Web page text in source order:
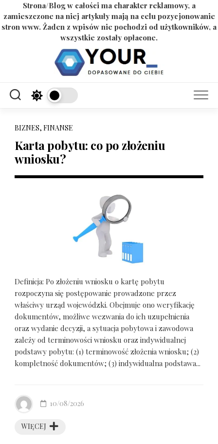
Strona/Blog w całości ma charakter reklamowy, a
zamieszczone na niej artykuły mają na celu pozycjonowanie
stron www. Żaden z wpisów nie pochodzi od użytkowników, a
wszystkie zostały opłacone.
BIZNES, FINANSE
Karta pobytu: co po złożeniu
wniosku?
Definicja: Po złożeniu wniosku o kartę pobytu
rozpoczyna się postępowanie prowadzone przez
właściwy urząd wojewódzki. Obejmuje ono weryfikację
dokumentów, możliwe wezwania do ich uzupełnienia
oraz wydanie decyzji, a sytuacja pobytowa i zawodowa
zależy od terminowości wniosku oraz indywidualnej
podstawy pobytu: (1) terminowość złożenia wniosku; (2)
kompletność dokumentów; (3) indywidualna podstawa...
WIĘCEJ
10/08/2026